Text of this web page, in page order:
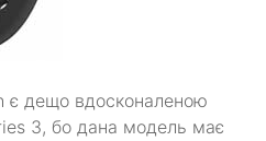
є дещо вдосконаленою
3, бо дана модель має